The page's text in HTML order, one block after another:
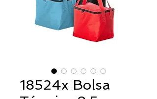
18524x Bolsa